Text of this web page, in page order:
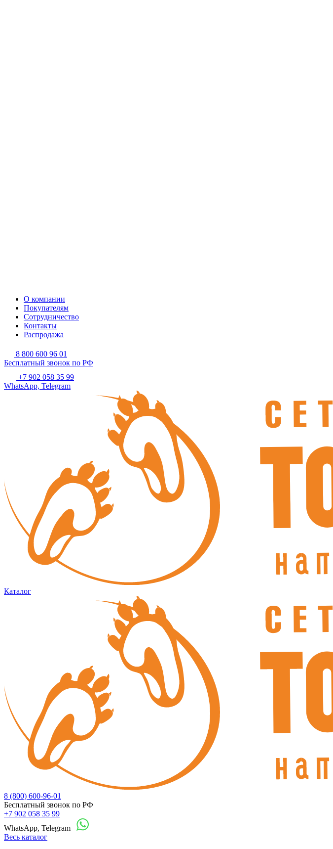
О компании
Покупателям
Сотрудничество
Контакты
Распродажа
8 800 600 96 01
Бесплатный звонок по РФ
+7 902 058 35 99
WhatsApp, Telegram
Каталог
8 (800) 600-96-01
Бесплатный звонок по РФ
+7 902 058 35 99
WhatsApp, Telegram
Весь каталог